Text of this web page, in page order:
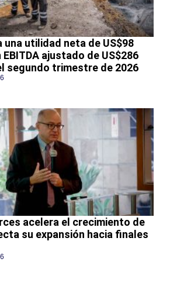
una utilidad neta de US$98
ajustado de US$286
segundo trimestre de 2026
acelera el crecimiento de
su expansión hacia finales